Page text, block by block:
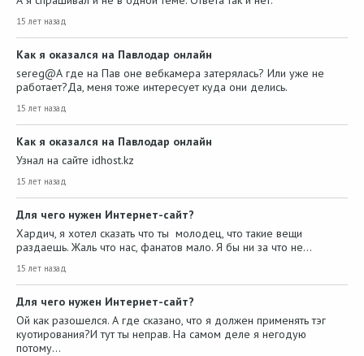
15 лет назад
Как я оказался на Павлодар онлайн
sereg@А где на Пав оне вебкамера затерялась? Или уже не
работает?Да, меня тоже интересует куда они делись.
15 лет назад
Как я оказался на Павлодар онлайн
Узнал на сайте idhost.kz
15 лет назад
Для чего нужен Интернет-сайт?
Хардич, я хотел сказать что ты молодец, что такие вещи
раздаешь. Жаль что нас, фанатов мало. Я бы ни за что не…
15 лет назад
Для чего нужен Интернет-сайт?
Ой как разошелся. А где сказано, что я должен применять тэг
куотирования?И тут ты неправ. На самом деле я негодую
потому…